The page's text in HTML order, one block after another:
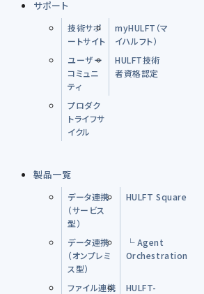
サポート
技術サポ
ートサイト
myHULFT（マ
イハルフト）
ユーザー
コミュニ
ティ
HULFT技術
者資格認定
プロダク
トライフサ
イクル
製品一覧
データ連携
（サービス
型）
HULFT Square
データ連携
（オンプレミ
ス型）
└ Agent
Orchestration
ファイル連携
HULFT-